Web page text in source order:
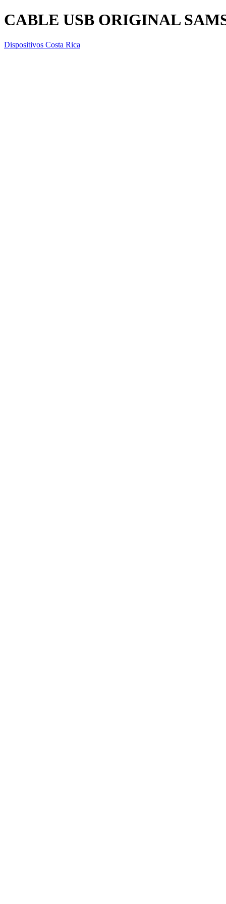
CABLE USB ORIGINAL
Dispositivos Costa Rica